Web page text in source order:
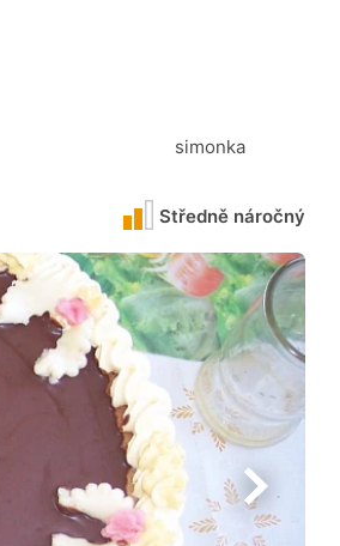
simonka
Středně náročný